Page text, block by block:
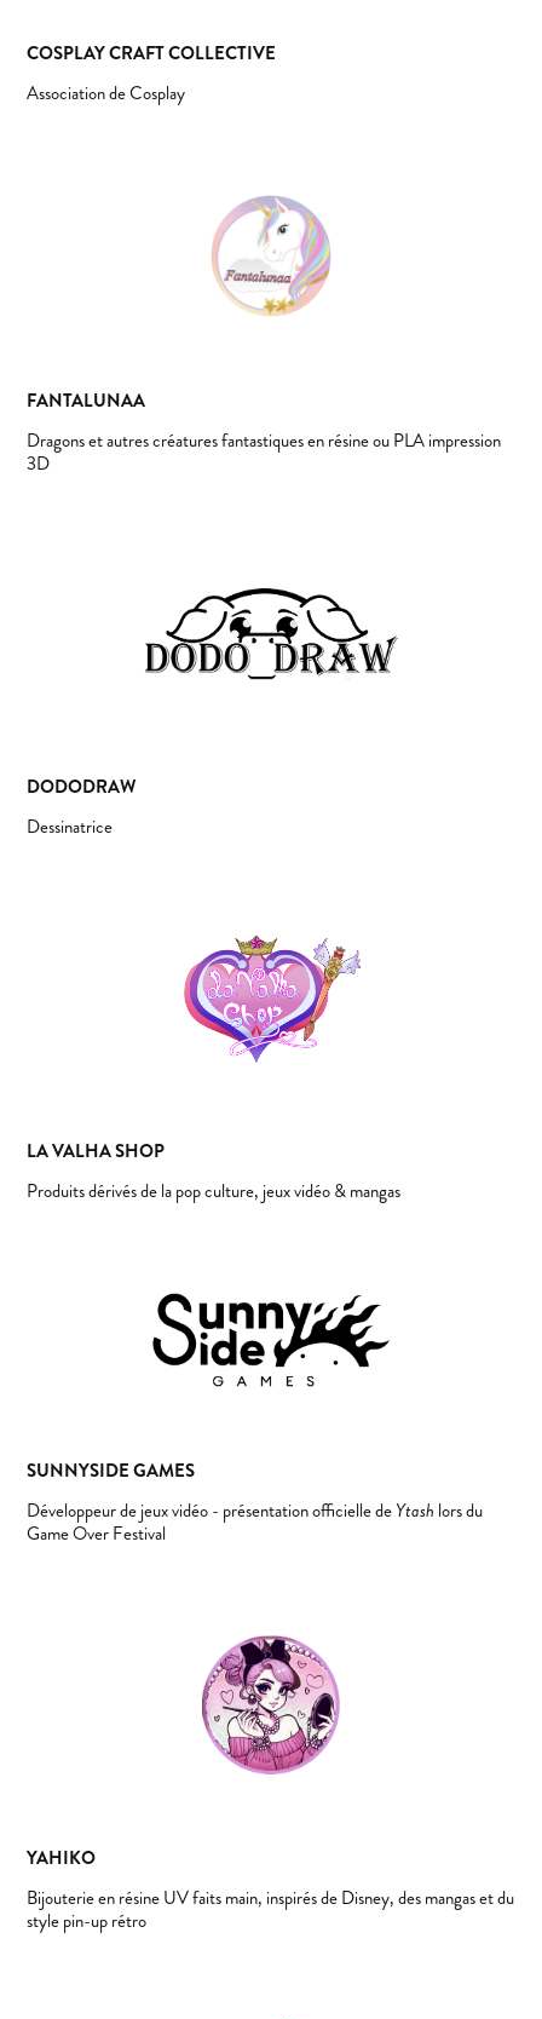
COSPLAY CRAFT COLLECTIVE
Association de Cosplay
FANTALUNAA
Dragons et autres créatures fantastiques en résine ou PLA impression
3D
DODODRAW
Dessinatrice
LA VALHA SHOP
Produits dérivés de la pop culture, jeux vidéo & mangas
SUNNYSIDE GAMES
Développeur de jeux vidéo - présentation officielle deYtash lors du
Game Over Festival
YAHIKO
Bijouterie en résine UV faits main, inspirés de Disney, des mangas et du
style pin-up rétro